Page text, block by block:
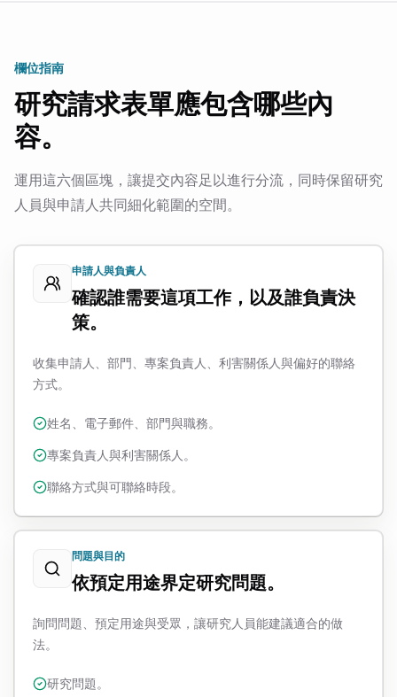
欄位指南
研究請求表單應包含哪些內
容。
運用這六個區塊，讓提交內容足以進行分流，同時保留研究
人員與申請人共同細化範圍的空間。
申請人與負責人
確認誰需要這項工作，以及誰負責決
策。
收集申請人、部門、專案負責人、利害關係人與偏好的聯絡
方式。
姓名、電子郵件、部門與職務。
專案負責人與利害關係人。
聯絡方式與可聯絡時段。
問題與目的
依預定用途界定研究問題。
詢問問題、預定用途與受眾，讓研究人員能建議適合的做
法。
研究問題。